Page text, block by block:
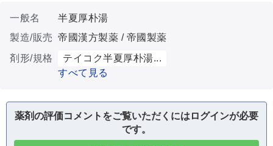
一般名
半夏厚朴湯
製造/販売 帝國漢方製薬 / 帝國製薬
剤形/規格
テイコク半夏厚朴湯...
すべて見る
薬剤の評価コメントをご覧いただくにはログインが必要
です。